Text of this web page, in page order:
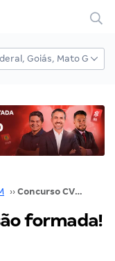
›› Concurso CVM: comissão formada! 60 vagas! Veja
formada!